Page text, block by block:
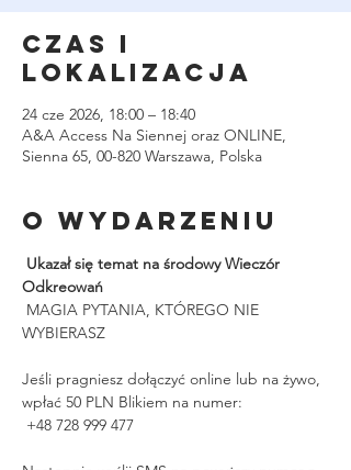
Czas i
lokalizacja
24 cze 2026, 18:00 – 18:40
A&A Access Na Siennej oraz ONLINE,
Sienna 65, 00-820 Warszawa, Polska
O wydarzeniu
Ukazał się temat na środowy Wieczór
Odkreowań
MAGIA PYTANIA, KTÓREGO NIE
WYBIERASZ
Jeśli pragniesz dołączyć online lub na żywo,
wpłać 50 PLN Blikiem na numer:
+48 728 999 477